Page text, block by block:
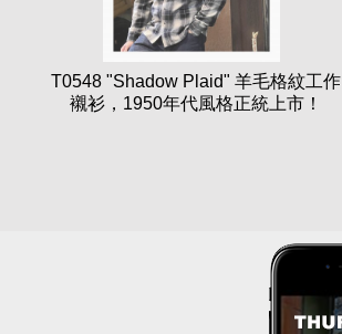
T0548 "Shadow Plaid" 羊毛格紋工作
襯衫，1950年代風格正統上市！